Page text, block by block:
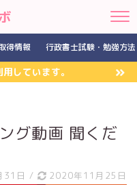
得情報 行政書士試験・勉強方
しています。
グ動画 聞くだ
31日 / 2020年11月25日